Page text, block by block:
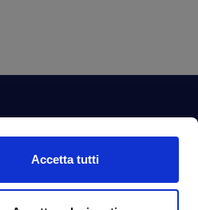
Accetta tutti
ottenere
te.